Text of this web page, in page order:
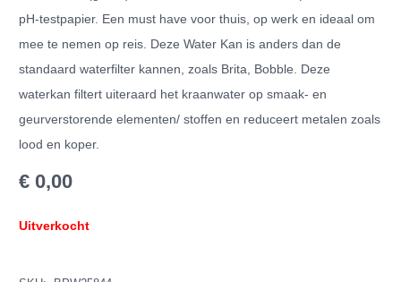
pH-testpapier. Een must have voor thuis, op werk en ideaal om
mee te nemen op reis. Deze Water Kan is anders dan de
standaard waterfilter kannen, zoals Brita, Bobble. Deze
waterkan filtert uiteraard het kraanwater op smaak- en
geurverstorende elementen/ stoffen en reduceert metalen zoals
lood en koper.
€ 0,00
Uitverkocht